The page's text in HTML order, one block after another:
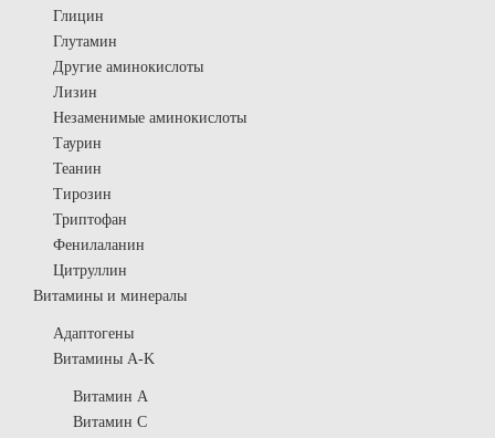
Глицин
Глутамин
Другие аминокислоты
Лизин
Незаменимые аминокислоты
Таурин
Теанин
Тирозин
Триптофан
Фенилаланин
Цитруллин
Витамины и минералы
Адаптогены
Витамины A-K
Витамин A
Витамин C